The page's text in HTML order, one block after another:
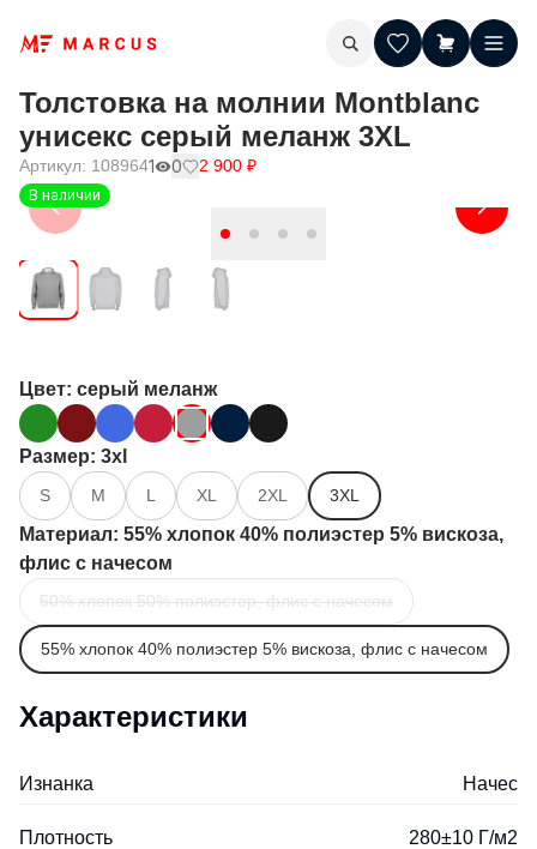
Толстовка на молнии Montblanc
унисекс серый меланж 3XL
Артикул: 1089641 0 2 900 ₽
В наличии
Цвет: серый меланж
Размер: 3xl
S M L XL 2XL 3XL
Материал: 55% хлопок 40% полиэстер 5% вискоза,
флис с начесом
50% хлопок 50% полиэстер, флис с начесом
55% хлопок 40% полиэстер 5% вискоза, флис с начесом
Характеристики
Изнанка Начес
Плотность 280±10 Г/м2